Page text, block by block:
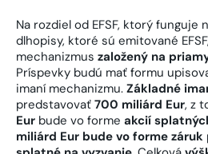
Na rozdiel od EFSF, ktorý funguje
dlhopisy, ktoré sú emitované
mechanizmus založený na
Príspevky budú mať formu
imaní mechanizmu. Základné
predstavovať 700 miliárd Eur, z
Eur bude vo forme akcií
miliárd Eur bude vo forme záruk